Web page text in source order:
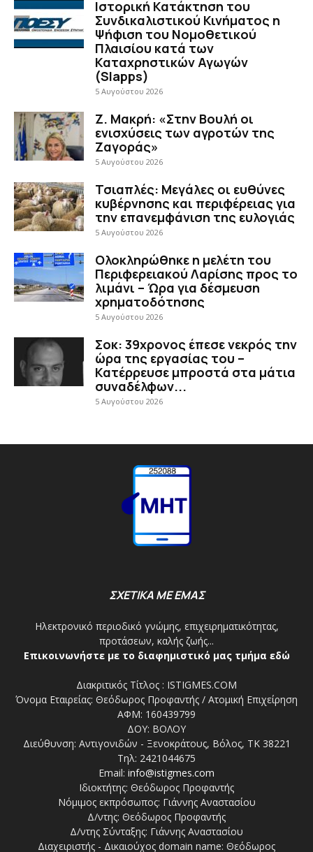
Ιστορική Κατάκτηση του
Συνδικαλιστικού Κινήματος η
Ψήφιση του Νομοθετικού
Πλαισίου κατά των
Καταχρηστικών Αγωγών
(Slapps)
5 Αυγούστου 2026
Ζ. Μακρή: «Στην Βουλή οι
ενισχύσεις των αγροτών της
Ζαγοράς»
5 Αυγούστου 2026
Τσιαπλές: Μεγάλες οι ευθύνες
κυβέρνησης και περιφέρειας για
την επανεμφάνιση της ευλογιάς
5 Αυγούστου 2026
Ολοκληρώθηκε η μελέτη του
Περιφερειακού Λαρίσης προς το
λιμάνι – Ώρα για δέσμευση
χρηματοδότησης
5 Αυγούστου 2026
Σοκ: 39χρονος έπεσε νεκρός την
ώρα της εργασίας του –
Κατέρρευσε μπροστά στα μάτια
συναδέλφων...
5 Αυγούστου 2026
ΣΧΕΤΙΚΑ ΜΕ ΕΜΑΣ
Ηλεκτρονικό περιοδικό γνώμης, επιχειρηματικότητας,
προτάσεων, καλής ζωής...
Επικοινωνήστε με το διαφημιστικό μας τμήμα εδώ
Διακριτικός Τίτλος : ISTIGMES.COM
Όνομα Εταιρείας: Θεόδωρος Προφαντής / Ατομική Επιχείρηση
ΑΦΜ: 160439799
ΔΟΥ: ΒΟΛΟΥ
Διεύθυνση: Αντιγονιδών - Ξενοκράτους, Βόλος, ΤΚ 38221
Τηλ: 2421044675
Email: info@istigmes.com
Ιδιοκτήτης: Θεόδωρος Προφαντής
Νόμιμος εκπρόσωπος: Γιάννης Αναστασίου
Δ/ντης: Θεόδωρος Προφαντής
Δ/ντης Σύνταξης: Γιάννης Αναστασίου
Διαχειριστής - Δικαιούχος domain name: Θεόδωρος